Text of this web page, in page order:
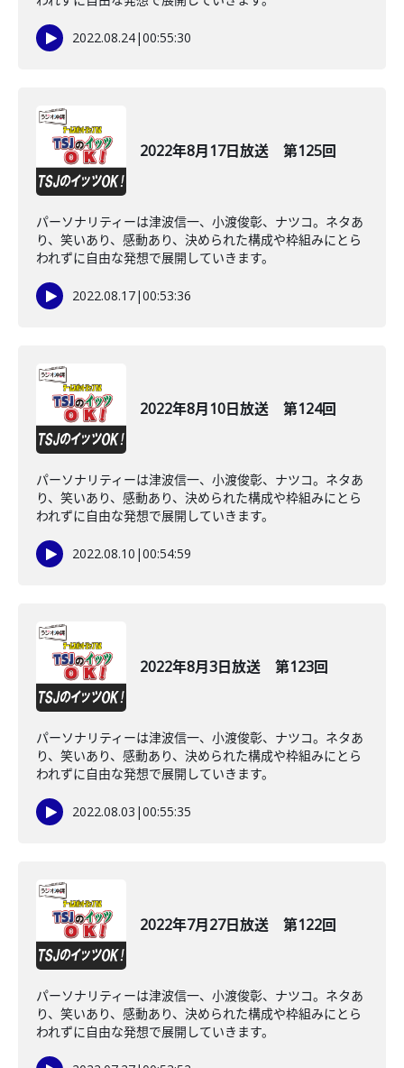
2022.08.24|00:55:30
2022年8月17日放送 第125回
パーソナリティーは津波信一、小渡俊彰、ナツコ。ネタあ
り、笑いあり、感動あり、決められた構成や枠組みにとら
われずに自由な発想で展開していきます。
2022.08.17|00:53:36
2022年8月10日放送 第124回
パーソナリティーは津波信一、小渡俊彰、ナツコ。ネタあ
り、笑いあり、感動あり、決められた構成や枠組みにとら
われずに自由な発想で展開していきます。
2022.08.10 |00:54:59
2022年8月3日放送 第123回
パーソナリティーは津波信一、小渡俊彰、ナツコ。ネタあ
り、笑いあり、感動あり、決められた構成や枠組みにとら
われずに自由な発想で展開していきます。
2022.08.03 |00:55:35
2022年7月27日放送 第122回
パーソナリティーは津波信一、小渡俊彰、ナツコ。ネタあ
り、笑いあり、感動あり、決められた構成や枠組みにとら
われずに自由な発想で展開していきます。